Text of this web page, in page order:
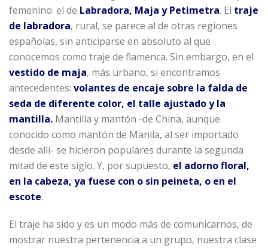
femenino: el de Labradora, Maja y Petimetra. El traje
de labradora, rural, se parece al de otras regiones
españolas, sin anticiparse en absoluto al que
conocemos como traje de flamenca. Sin embargo, en el
vestido de maja, más urbano, si encontramos
antecedentes: volantes de encaje sobre la falda de
seda de diferente color, el talle ajustado y la
mantilla. Mantilla y mantón -de China, aunque
conocido como mantón de Manila, al ser importado
desde allí- se hicieron populares durante la segunda
mitad de este siglo. Y, por supuesto, el adorno floral,
en la cabeza, ya fuese con o sin peineta, o en el
escote.
El traje ha sido y es un modo más de comunicarnos, de
mostrar nuestra pertenencia a un grupo, nuestra clase